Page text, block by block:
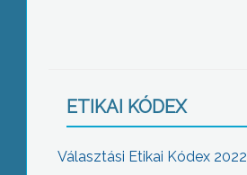
ETIKAI KÓDEX
Választási Etikai Kódex 2022